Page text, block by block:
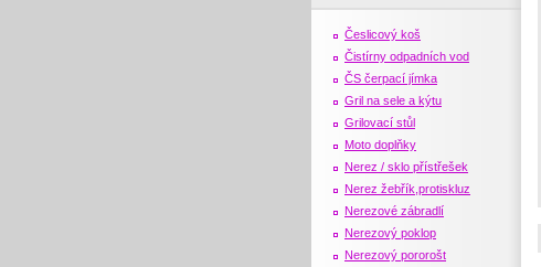
Česlicový koš
Čistírny odpadních vod
ČS čerpací jímka
Gril na sele a kýtu
Grilovací stůl
Moto doplňky
Nerez / sklo přístřešek
Nerez žebřík,protiskluz
Nerezové zábradlí
Nerezový poklop
Nerezový pororošt